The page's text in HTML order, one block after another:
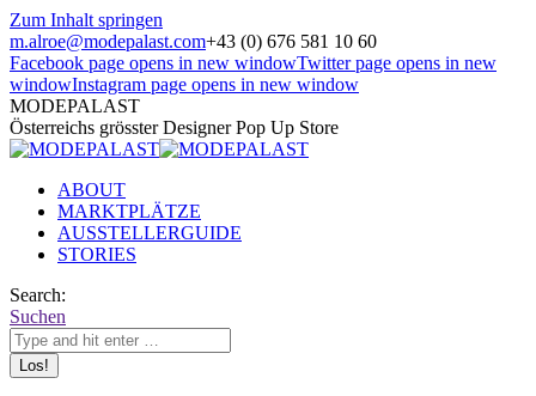
Zum Inhalt springen
m.alroe@modepalast.com+43 (0) 676 581 10 60
Facebook page opens in new windowTwitter page opens in new
windowInstagram page opens in new window
MODEPALAST
Österreichs grösster Designer Pop Up Store
ABOUT
MARKTPLÄTZE
AUSSTELLERGUIDE
STORIES
Search:
Suchen